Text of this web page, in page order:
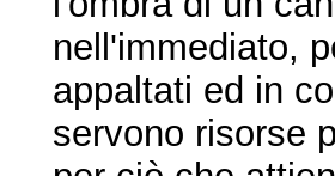
nell'immediato,
appaltati ed in
servono risorse